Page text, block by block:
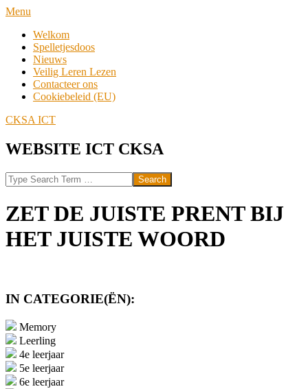
Skip
content
Navigation
Menu
Welkom
Spelletjesdoos
Nieuws
Veilig Leren Lezen
Contacteer ons
Cookiebeleid (EU)
CKSA ICT
WEBSITE ICT CKSA
Search
ZET DE JUISTE PRENT BIJ
HET JUISTE WOORD
IN CATEGORIE(ËN):
Memory
Leerling
4e leerjaar
5e leerjaar
6e leerjaar